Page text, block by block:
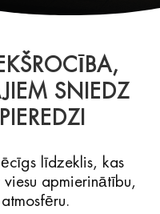
SNIEDZ
līdzeklis, kas
apmierinātību,